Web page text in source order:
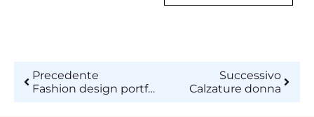
Precedente
Fashion design portfolio 2019
Successivo
Calzature donna